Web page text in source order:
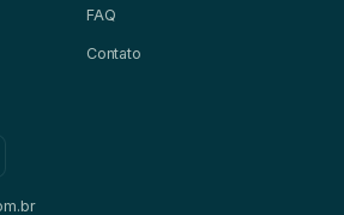
FAQ
Contato